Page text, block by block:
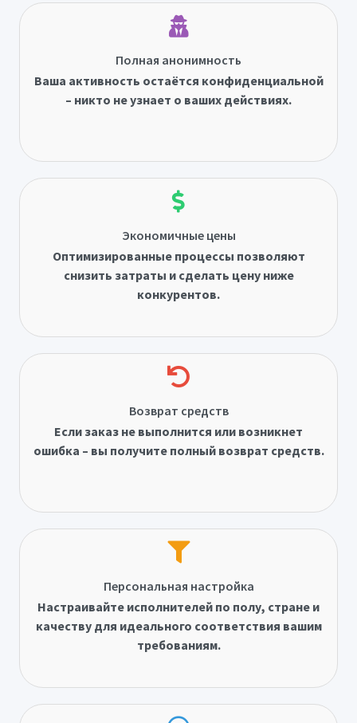
Полная анонимность
Ваша активность остаётся конфиденциальной
– никто не узнает о ваших действиях.
Экономичные цены
Оптимизированные процессы позволяют
снизить затраты и сделать цену ниже
конкурентов.
Возврат средств
Если заказ не выполнится или возникнет
ошибка – вы получите полный возврат средств.
Персональная настройка
Настраивайте исполнителей по полу, стране и
качеству для идеального соответствия вашим
требованиям.